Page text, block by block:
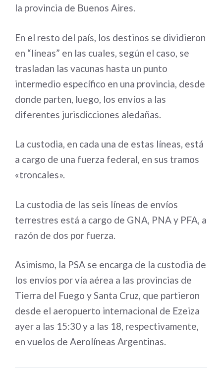
la provincia de Buenos Aires.
En el resto del país, los destinos se dividieron
en “líneas” en las cuales, según el caso, se
trasladan las vacunas hasta un punto
intermedio específico en una provincia, desde
donde parten, luego, los envíos a las
diferentes jurisdicciones aledañas.
La custodia, en cada una de estas líneas, está
a cargo de una fuerza federal, en sus tramos
«troncales».
La custodia de las seis líneas de envíos
terrestres está a cargo de GNA, PNA y PFA, a
razón de dos por fuerza.
Asimismo, la PSA se encarga de la custodia de
los envíos por vía aérea a las provincias de
Tierra del Fuego y Santa Cruz, que partieron
desde el aeropuerto internacional de Ezeiza
ayer a las 15:30 y a las 18, respectivamente,
en vuelos de Aerolíneas Argentinas.